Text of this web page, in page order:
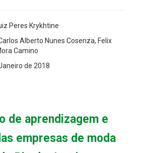
Peres Krykhtine
Alberto Nunes Cosenza, Felix
Camino
de 2018
de aprendizagem e
empresas de moda